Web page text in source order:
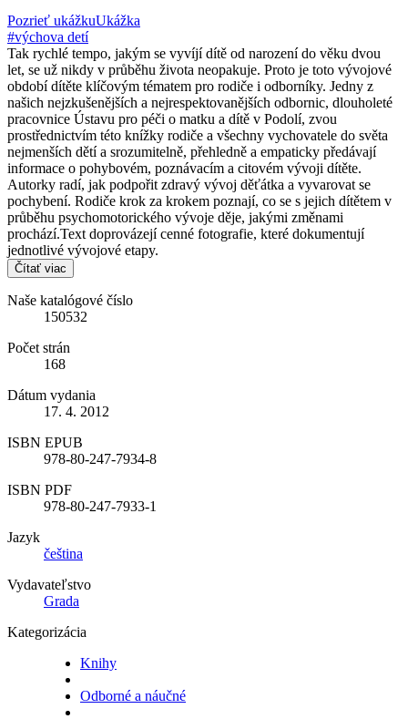
Pozrieť ukážkuUkážka
#výchova detí
Tak rychlé tempo, jakým se vyvíjí dítě od narození do věku dvou
let, se už nikdy v průběhu života neopakuje. Proto je toto vývojové
období dítěte klíčovým tématem pro rodiče i odborníky. Jedny z
našich nejzkušenějších a nejrespektovanějších odbornic, dlouholeté
pracovnice Ústavu pro péči o matku a dítě v Podolí, zvou
prostřednictvím této knížky rodiče a všechny vychovatele do světa
nejmenších dětí a srozumitelně, přehledně a empaticky předávají
informace o pohybovém, poznávacím a citovém vývoji dítěte.
Autorky radí, jak podpořit zdravý vývoj děťátka a vyvarovat se
pochybení. Rodiče krok za krokem poznají, co se s jejich dítětem v
průběhu psychomotorického vývoje děje, jakými změnami
prochází.Text doprovázejí cenné fotografie, které dokumentují
jednotlivé vývojové etapy.
Čítať viac
Naše katalógové číslo
150532
Počet strán
168
Dátum vydania
17. 4. 2012
ISBN EPUB
978-80-247-7934-8
ISBN PDF
978-80-247-7933-1
Jazyk
čeština
Vydavateľstvo
Grada
Kategorizácia
Knihy
Odborné a náučné